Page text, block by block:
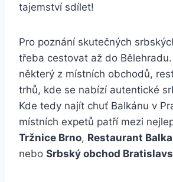
tajemství sdílet!
Pro poznání skutečných
třeba cestovat až do
některý z místních obchodů,
trhů, kde se nabízí autentické
Kde tedy najít chuť Balkánu v
místních expetů patří mezi
Tržnice Brno, Restaurant
nebo Srbský obchod